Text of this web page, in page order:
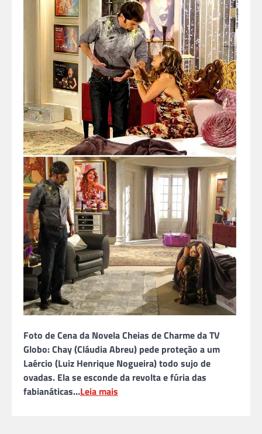
Foto de Cena da Novela Cheias de Charme da TV
Globo: Chay (Cláudia Abreu) pede proteção a um
Laércio (Luiz Henrique Nogueira) todo sujo de
ovadas. Ela se esconde da revolta e fúria das
fabianáticas…Leia mais